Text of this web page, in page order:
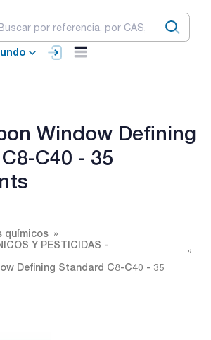
Window Defining
C40 - 35
químicos
Y PESTICIDAS -
Defining Standard C8-C40 - 35